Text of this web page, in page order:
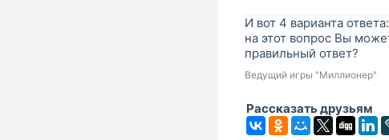
И вот 4 варианта
на этот вопрос Вы
правильный ответ?
Ведущий игры "Миллионер"
Рассказать друзьям